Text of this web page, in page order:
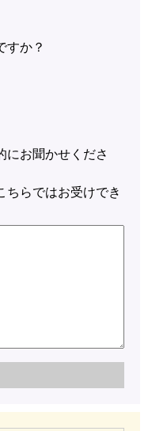
すか？
にお聞かせくださ
ちらではお受けでき